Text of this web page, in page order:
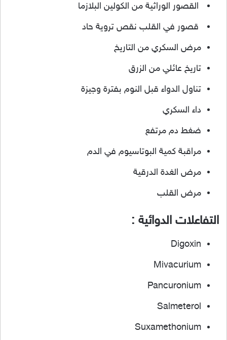
القصور الوراثية من الكولين البلازما
قصور في القلب نقص تروية حاد
مرض السكري من التاريخ
تاريخ عائلي من الزرق
تناول الدواء قبل النوم بفترة وجيزة
داء السكري
ضغط دم مرتفع
مراقبة كمية البوتاسيوم في الدم
مرض الغدة الدرقية
مرض القلب
التفاعلات الدوائية :
Digoxin
Mivacurium
Pancuronium
Salmeterol
Suxamethonium